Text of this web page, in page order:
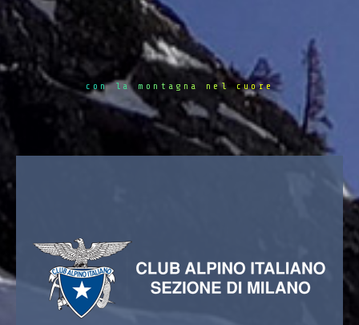
con la montagna nel cuore